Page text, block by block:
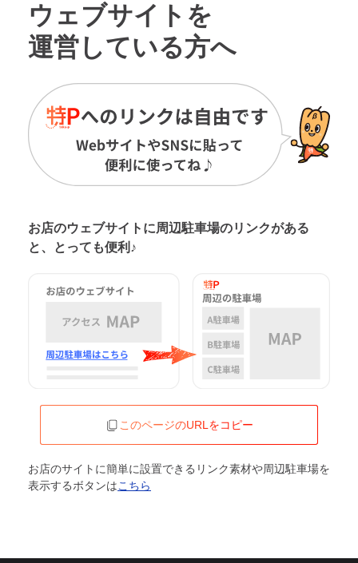
ウェブサイトを
運営している方へ
お店のウェブサイトに周辺駐車場のリンクがある
と、とっても便利♪
このページのURLをコピー
お店のサイトに簡単に設置できるリンク素材や周辺駐車場を
表示するボタンはこちら